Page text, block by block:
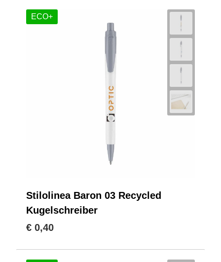
ECO+
Stilolinea Baron 03 Recycled
Kugelschreiber
€ 0,40